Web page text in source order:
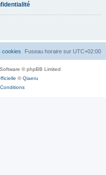
Fuseau horaire sur UTC+02:00
cookies
© phpBB Limited
©Qiaeru
Conditions